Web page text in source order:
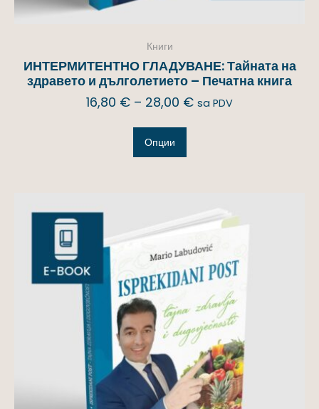
Книги
ИНТЕРМИТЕНТНО ГЛАДУВАНЕ: Тайната на
здравето и дълголетието – Печатна книга
16,80 € – 28,00 € sa PDV
Опции